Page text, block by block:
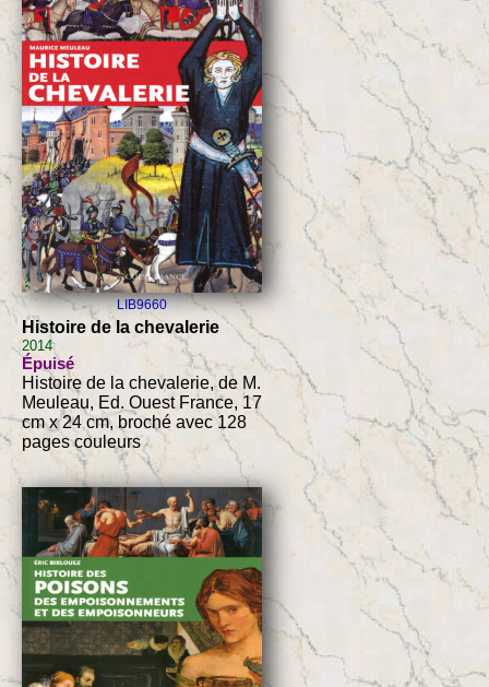
LIB9660
Histoire de la chevalerie
2014
Épuisé
Histoire de la chevalerie, de M.
Meuleau, Ed. Ouest France, 17
cm x 24 cm, broché avec 128
pages couleurs